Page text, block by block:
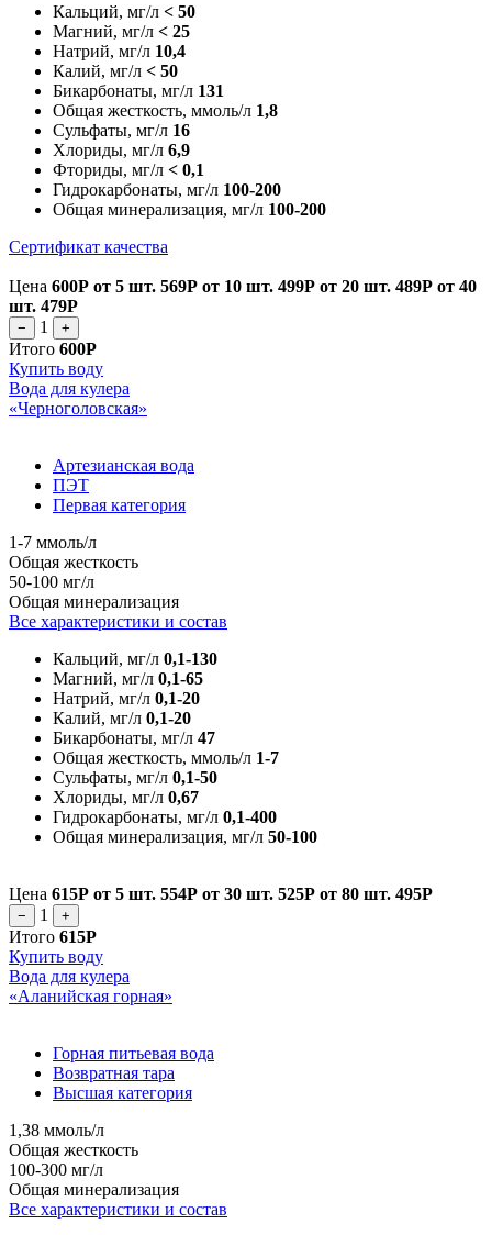
Кальций, мг/л < 50
Магний, мг/л < 25
Натрий, мг/л 10,4
Калий, мг/л < 50
Бикарбонаты, мг/л 131
Общая жесткость, ммоль/л 1,8
Сульфаты, мг/л 16
Хлориды, мг/л 6,9
Фториды, мг/л < 0,1
Гидрокарбонаты, мг/л 100-200
Общая минерализация, мг/л 100-200
Сертификат качества
Цена 600Р от 5 шт. 569Р от 10 шт. 499Р от 20 шт. 489Р от 40
шт. 479Р
− 1 +
Итого 600Р
Купить воду
Вода для кулера
«Черноголовская»
Артезианская вода
ПЭТ
Первая категория
1-7 ммоль/л
Общая жесткость
50-100 мг/л
Общая минерализация
Все характеристики и состав
Кальций, мг/л 0,1-130
Магний, мг/л 0,1-65
Натрий, мг/л 0,1-20
Калий, мг/л 0,1-20
Бикарбонаты, мг/л 47
Общая жесткость, ммоль/л 1-7
Сульфаты, мг/л 0,1-50
Хлориды, мг/л 0,67
Гидрокарбонаты, мг/л 0,1-400
Общая минерализация, мг/л 50-100
Цена 615Р от 5 шт. 554Р от 30 шт. 525Р от 80 шт. 495Р
− 1 +
Итого 615Р
Купить воду
Вода для кулера
«Аланийская горная»
Горная питьевая вода
Возвратная тара
Высшая категория
1,38 ммоль/л
Общая жесткость
100-300 мг/л
Общая минерализация
Все характеристики и состав